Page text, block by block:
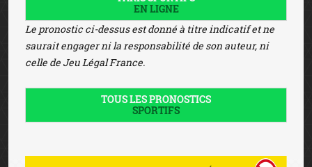
EN LIGNE
Le pronostic ci-dessus est donné à titre indicatif et ne
saurait engager ni la responsabilité de son auteur, ni
celle de Jeu Légal France.
TOUS LES PRONOSTICS
SPORTIFS